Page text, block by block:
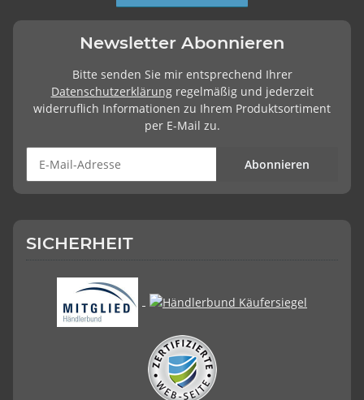
Newsletter Abonnieren
Bitte senden Sie mir entsprechend Ihrer
Datenschutzerklärungregelmäßig und jederzeit
widerruflich Informationen zu Ihrem Produktsortiment
per E-Mail zu.
Abonnieren
SICHERHEIT